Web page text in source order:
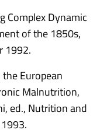
Complex Dynamic
of the 1850s,
1992.
the European
Malnutrition,
ed., Nutrition and